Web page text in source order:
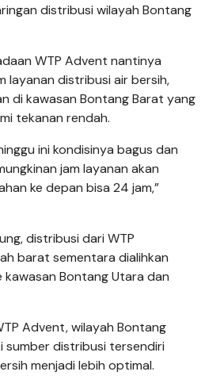
distribusi wilayah Bontang
WTP Advent nantinya
layanan distribusi air bersih,
di kawasan Bontang Barat yang
tekanan rendah.
ini kondisinya bagus dan
jam layanan akan
ke depan bisa 24 jam,”
distribusi dari WTP
barat sementara dialihkan
kawasan Bontang Utara dan
Advent, wilayah Bontang
sumber distribusi tersendiri
menjadi lebih optimal.